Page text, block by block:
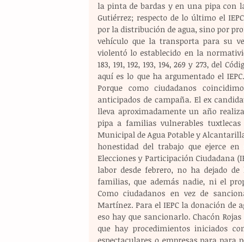
la pinta de bardas y en una pipa con
Gutiérrez; respecto de lo último el
por la distribución de agua, sino por
vehículo que la transporta para su
violentó lo establecido en la
183, 191, 192, 193, 194, 269 y 273, del
aquí es lo que ha argumentado el
Porque como ciudadanos
anticipados de campaña. El ex
lleva aproximadamente un año
pipa a familias vulnerables
Municipal de Agua Potable y
honestidad del trabajo que ejerce
Elecciones y Participación Ciudadana
labor desde febrero, no ha dejado
familias, que además nadie, ni el
Como ciudadanos en vez de
Martínez. Para el IEPC la donación de
eso hay que sancionarlo. Chacón
que hay procedimientos iniciados